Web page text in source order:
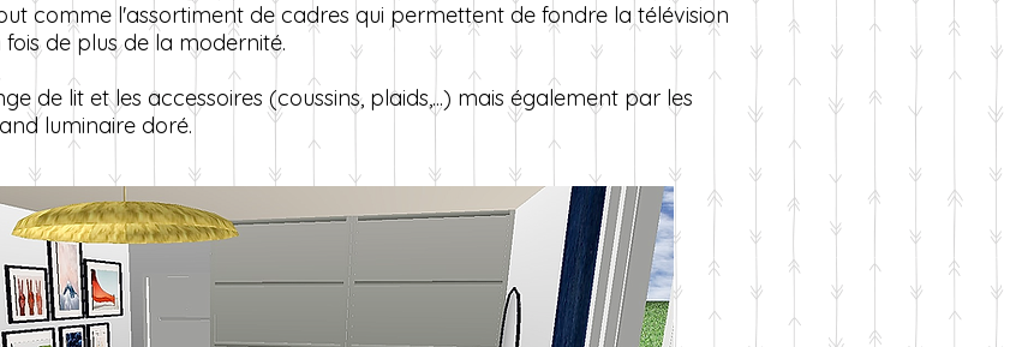
comme l'assortiment de cadres qui permettent de fondre la télévision
de plus de la modernité.
de lit et les accessoires (coussins, plaids,...) mais également par les
luminaire doré.